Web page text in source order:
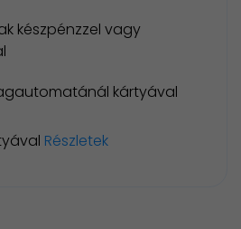
készpénzzel vagy
kártyával
Részletek